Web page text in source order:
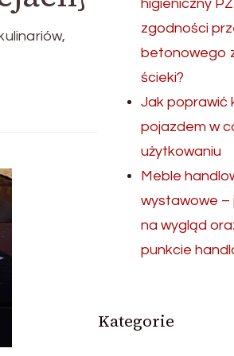
higieniczny
zgodności
betonowego
ścieki?
Jak poprawić
pojazdem w
użytkowaniu
Meble
wystawowe –
na wygląd
punkcie
Kategorie